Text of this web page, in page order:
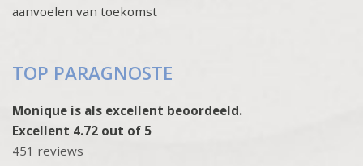
aanvoelen van toekomst
TOP PARAGNOSTE
Monique is als excellent beoordeeld.
Excellent 4.72 out of 5
451 reviews